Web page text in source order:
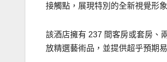
接觸點，展現特別的全新視覺形象
該酒店擁有 237 間客房或套房、
放精選藝術品，並提供超乎預期